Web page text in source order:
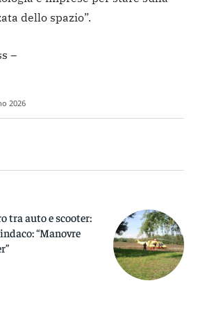
dello spazio”.
–
2026
tra auto e scooter:
“Manovre